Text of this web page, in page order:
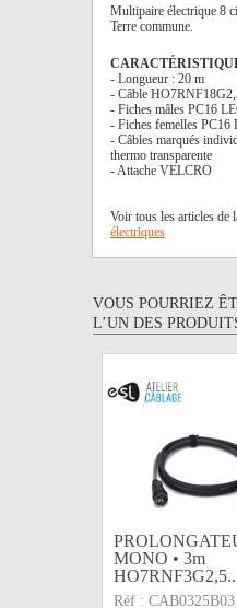
Multipaire électrique 8
Terre commune.
- Longueur : 20 m
- Câble
- Fiches mâles PC16
- Fiches femelles
- Câbles marqués
thermo transparente
- Attache VELCRO
Voir tous les articles de
électriques
VOUS POURRIEZ
L’UN DES
MONO • 3m
Réf : CAB0325B03